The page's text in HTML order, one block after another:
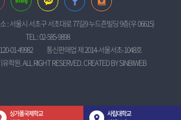
사립대학교
싱가폴국제학교
사립대학교
: 서울시 서초구 서초대로 77길9 누드죤빌딩 9층(우 06615)
TEL : 02-585-9898
01-49982
통신판매업 제 2014-서울서초-1048호
원. ALL RIGHT RESERVED. CREATED BYSINBIWEB